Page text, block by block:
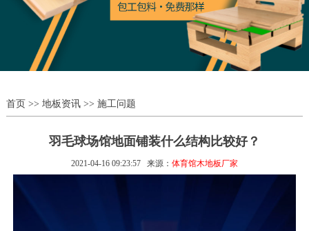
首页>> 地板资讯>> 施工问题
羽毛球场馆地面铺装什么结构比较好？
2021-04-16 09:23:57 来源： 体育馆木地板厂家